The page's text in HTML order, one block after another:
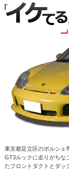
東京都足立区のポルシェ
GT3ルックに走りがちな
たフロントダクトとダッ